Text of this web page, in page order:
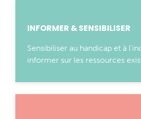
INFORMER & SENSIBILISER
Sensibiliser au handicap et à
informer sur les ressources